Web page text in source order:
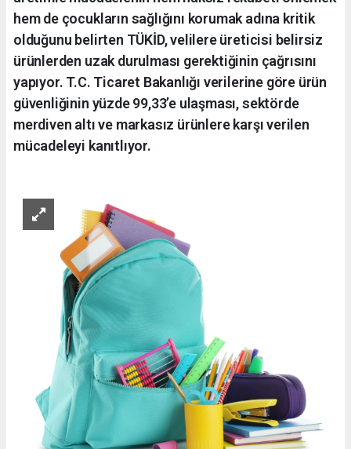
hem de çocukların sağlığını korumak adına kritik
olduğunu belirten TÜKİD, velilere üreticisi belirsiz
ürünlerden uzak durulması gerektiğinin çağrısını
yapıyor. T.C. Ticaret Bakanlığı verilerine göre ürün
güvenliğinin yüzde 99,33’e ulaşması, sektörde
merdiven altı ve markasız ürünlere karşı verilen
mücadeleyi kanıtlıyor.